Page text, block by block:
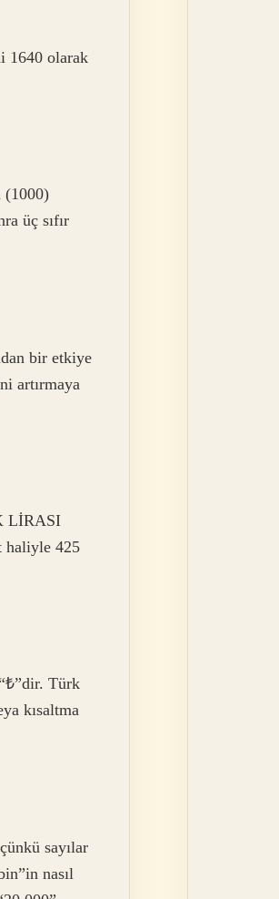
1640 olarak
(1000)
üç sıfır
bir etkiye
artırmaya
LİRASI
haliyle 425
Türk
kısaltma
sayılar
nasıl